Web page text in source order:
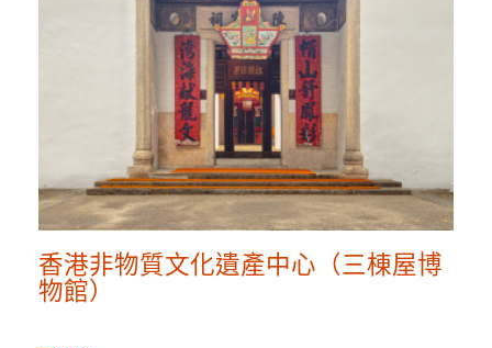
香港非物質文化遺產中心（三棟屋博
物館）